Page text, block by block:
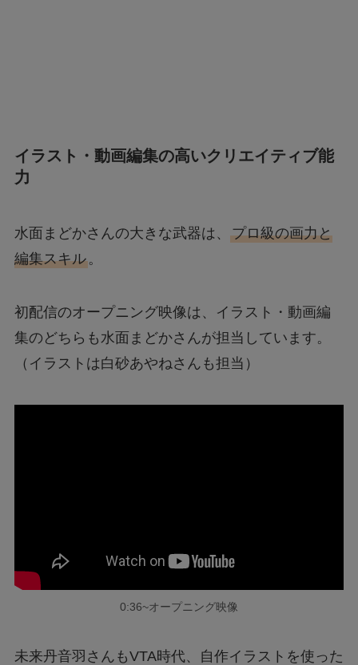
イラスト・動画編集の高いクリエイティブ能
力
水面まどかさんの大きな武器は、 プロ級の画力と
編集スキル。
初配信のオープニング映像は、イラスト・動画編
集のどちらも水面まどかさんが担当しています。
（イラストは白砂あやねさんも担当）
0:36~オープニング映像
未来丹音羽さんもVTA時代、自作イラストを使った